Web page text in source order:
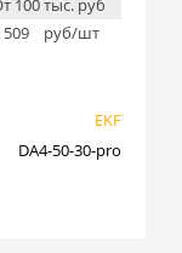
100 тыс. руб
509
руб/шт
EKF
DA4-50-30-pro